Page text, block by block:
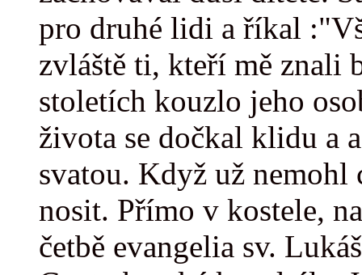
pro druhé lidi a říkal
zvláště ti, kteří mě znali
stoletích kouzlo jeho
života se dočkal klidu a
svatou. Když už nemohl
nosit. Přímo v kostele,
četbě evangelia sv.